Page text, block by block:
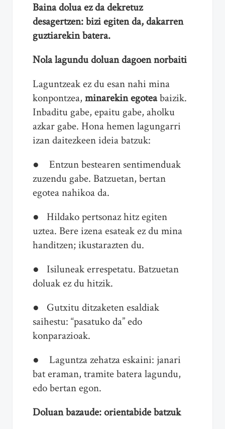
Baina dolua ez da dekretuz
desagertzen: bizi egiten da, dakarren
guztiarekin batera.
Nola lagundu doluan dagoen norbaiti
Laguntzeak ez du esan nahi mina
konpontzea, minarekin egoteabaizik.
Inbaditu gabe, epaitu gabe, aholku
azkar gabe. Hona hemen lagungarri
izan daitezkeen ideia batzuk:
● Entzun bestearen sentimenduak
zuzendu gabe. Batzuetan, bertan
egotea nahikoa da.
● Hildako pertsonaz hitz egiten
uztea. Bere izena esateak ez du mina
handitzen; ikustarazten du.
● Isiluneak errespetatu. Batzuetan
doluak ez du hitzik.
● Gutxitu ditzaketen esaldiak
saihestu: “pasatuko da” edo
konparazioak.
● Laguntza zehatza eskaini: janari
bat eraman, tramite batera lagundu,
edo bertan egon.
Doluan bazaude: orientabide batzuk